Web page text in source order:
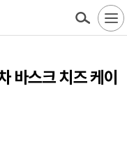
바스크 치즈 케이